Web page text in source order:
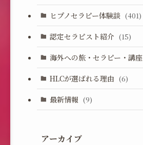
ヒプノセラピー体験談 (401)
認定セラピスト紹介 (15)
海外への旅・セラピー・講座
HLCが選ばれる理由 (6)
最新情報 (9)
アーカイブ